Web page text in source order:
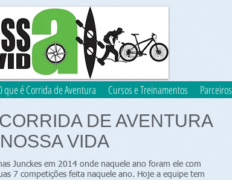
que é Corrida de Aventura Cursos e Treinamentos Parceiros
DE AVENTURA
NOSSA VIDA
Junckes em 2014 onde naquele ano foram ele com
7 competições feita naquele ano. Hoje a equipe tem